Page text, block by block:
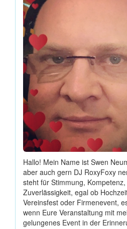
Hallo! Mein Name ist Swen
aber auch gern DJ RoxyFoxy
steht für Stimmung,
Zuverlässigkeit, egal ob
Vereinsfest oder Firmenevent,
wenn Eure Veranstaltung mit
gelungenes Event in der